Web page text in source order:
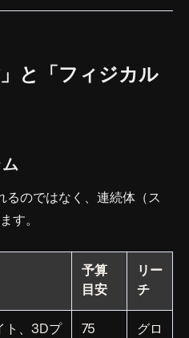
と「フィジカル
ム
るのではなく、連続体（ス
す。
予算
目安
リー
チ
ト、3Dプ
75
グロ